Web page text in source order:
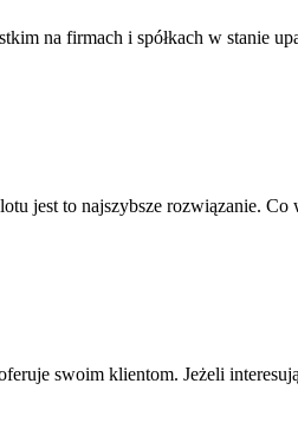
na firmach i spółkach w stanie
jest to najszybsze rozwiązanie. Co
swoim klientom. Jeżeli